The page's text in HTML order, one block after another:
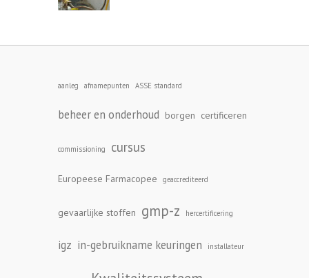
aanleg afnamepunten ASSE standard
beheer en onderhoud borgen certificeren
commissioning cursus
Europeese Farmacopee geaccrediteerd
gevaarlijke stoffen gmp-z hercertificering
igz in-gebruikname keuringen installateur